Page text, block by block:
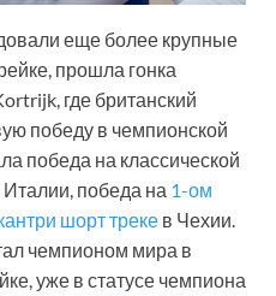
еще более крупные
прошла гонка
где британский
победу в чемпионской
победа на классической
Италии, победа на 1-ом
шорт треке в Чехии.
чемпионом мира в
уже в статусе чемпиона